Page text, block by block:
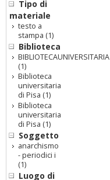
Tipo di
materiale
testo a
stampa (1)
Biblioteca
BIBLIOTECAUNIVERSITARIA
(1)
Biblioteca
universitaria
di Pisa (1)
Biblioteca
universitaria
di Pisa (1)
Soggetto
anarchismo
- periodici i
(1)
Luogo di